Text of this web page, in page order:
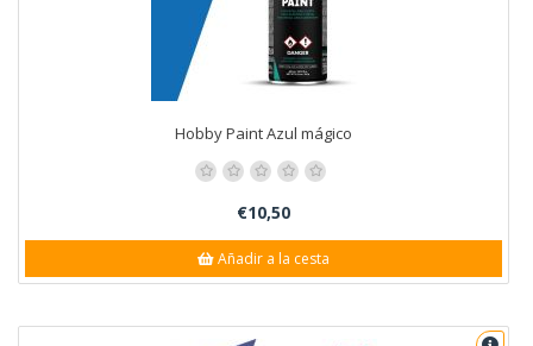
Hobby Paint Azul mágico
€10,50
Añadir a la cesta